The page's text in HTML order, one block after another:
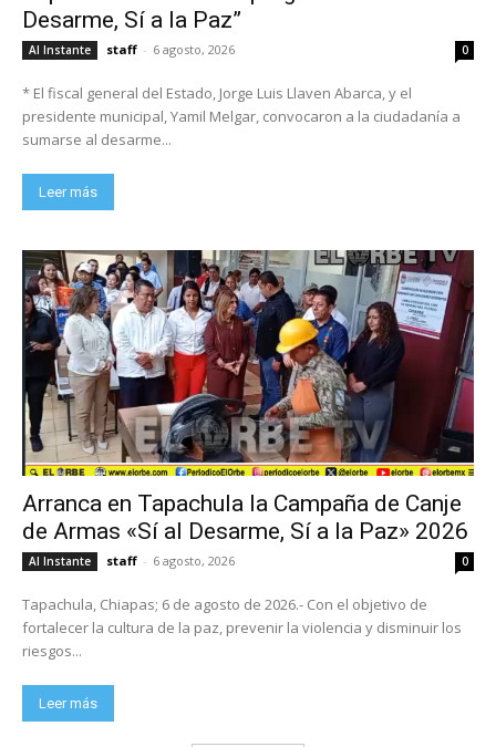
Desarme, Sí a la Paz”
Al Instante staff - 6 agosto, 2026 0
* El fiscal general del Estado, Jorge Luis Llaven Abarca, y el
presidente municipal, Yamil Melgar, convocaron a la ciudadanía a
sumarse al desarme...
Leer más
Arranca en Tapachula la Campaña de Canje
de Armas «Sí al Desarme, Sí a la Paz» 2026
Al Instante staff - 6 agosto, 2026 0
Tapachula, Chiapas; 6 de agosto de 2026.- Con el objetivo de
fortalecer la cultura de la paz, prevenir la violencia y disminuir los
riesgos...
Leer más